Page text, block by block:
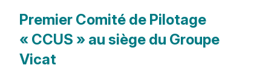
Premier Comité de Pilotage
« CCUS » au siège du Groupe
Vicat